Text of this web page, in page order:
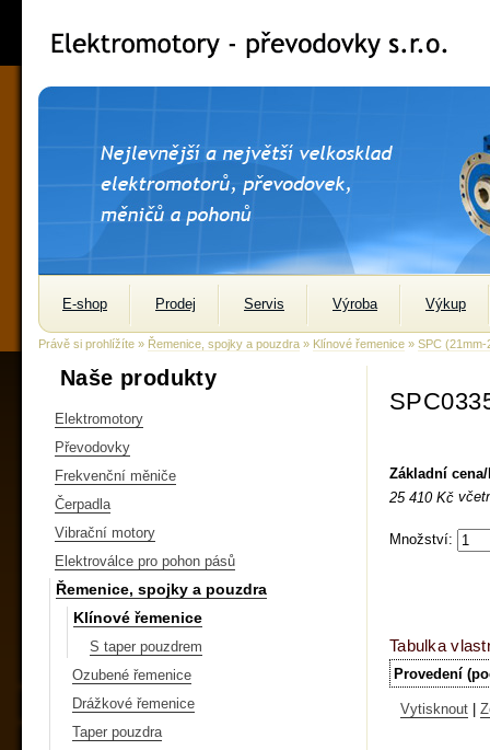
E-shop Prodej Servis Výroba Výkup
Právě si prohlížíte » Řemenice, spojky a pouzdra » Klínové řemenice » SPC (21mm-
Naše produkty
Elektromotory
Převodovky
Frekvenční měniče
Čerpadla
Vibrační motory
Elektroválce pro pohon pásů
Řemenice, spojky a pouzdra
Klínové řemenice
S taper pouzdrem
Ozubené řemenice
Drážkové řemenice
Taper pouzdra
Základní
25 410 Kč
Množství:
Tabulka
Provedení
Vytisknout